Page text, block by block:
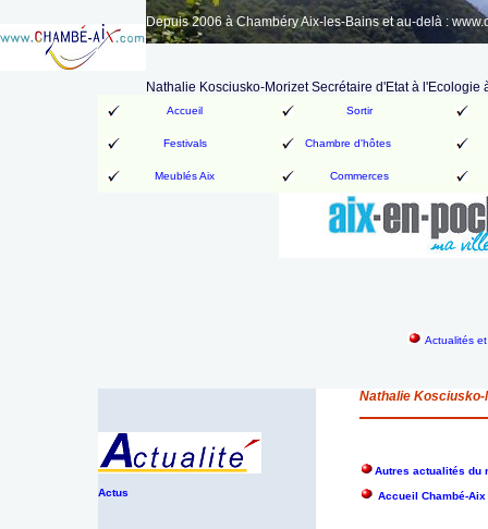
Depuis 2006 à Chambéry Aix-les-Bains et au-delà :
Nathalie Kosciusko-Morizet Secrétaire d'Etat à l'Ecologie
Accueil Sortir
Festivals Chambre d'hôtes
Meublés Aix Commerces
Actualités
Nathalie
Actus
Autres actualités du
Accueil Chambé-Aix